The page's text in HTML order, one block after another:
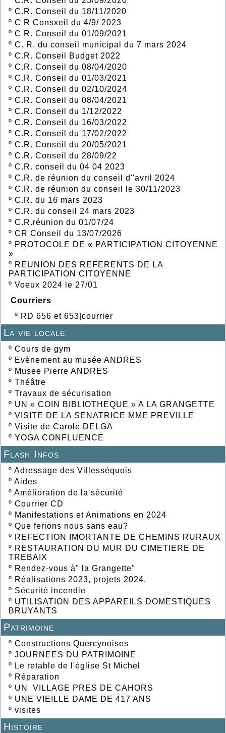
º C.R. Conseil du 18/11/2020
º C R Consxeil du 4/9/ 2023
º C R. Conseil du 01/09/2021
º C. R. du conseil municipal du 7 mars 2024
º C.R. Conseil Budget 2022
º C.R. Conseil du 08/04/2020
º C.R. Conseil du 01/03/2021
º C.R. Conseil du 02/10/2024
º C.R. Conseil du 08/04/2021
º C.R. Conseil du 1/12/2022
º C.R. Conseil du 16/03/2022
º C.R. Conseil du 17/02/2022
º C.R. Conseil du 20/05/2021
º C.R. Conseil du 28/09/22
º C.R. conseil du 04 04 2023
º C.R. de réunion du conseil d''avril 2024
º C.R. de réunion du conseil le 30/11/2023
º C.R. du 16 mars 2023
º C.R. du conseil 24 mars 2023
º C.R.réunion du 01/07/24
º CR Conseil du 13/07/2026
º PROTOCOLE DE « PARTICIPATION CITOYENNE
»
º REUNION DES REFERENTS DE LA
PARTICIPATION CITOYENNE
º Voeux 2024 le 27/01
Courriers
º RD 656 et 653|courrier
La vie locale
º Cours de gym
º Evènement au musée ANDRES
º Musee Pierre ANDRES
º Théâtre
º Travaux de sécurisation
º UN « COIN BIBLIOTHEQUE » A LA GRANGETTE
º VISITE DE LA SENATRICE MME PREVILLE
º Visite de Carole DELGA
º YOGA CONFLUENCE
Flash Infos
º Adressage des Villesséquois
º Aides
º Amélioration de la sécurité
º Courrier CD
º Manifestations et Animations en 2024
º Que ferions nous sans eau?
º REFECTION IMORTANTE DE CHEMINS RURAUX
º RESTAURATION DU MUR DU CIMETIERE DE
TREBAIX
º Rendez-vous à" la Grangette"
º Réalisations 2023, projets 2024.
º Sécurité incendie
º UTILISATION DES APPAREILS DOMESTIQUES
BRUYANTS
Patrimoine
º Constructions Quercynoises
º JOURNEES DU PATRIMOINE
º Le retable de l'église St Michel
º Réparation
º UN VILLAGE PRES DE CAHORS
º UNE VIEILLE DAME DE 417 ANS
º visites
Histoire